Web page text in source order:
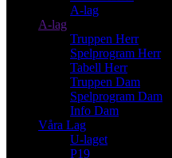
A-lag
A-lag
Truppen Herr
Spelprogram Herr
Tabell Herr
Truppen Dam
Spelprogram Dam
Info Dam
Våra Lag
U-laget
P19